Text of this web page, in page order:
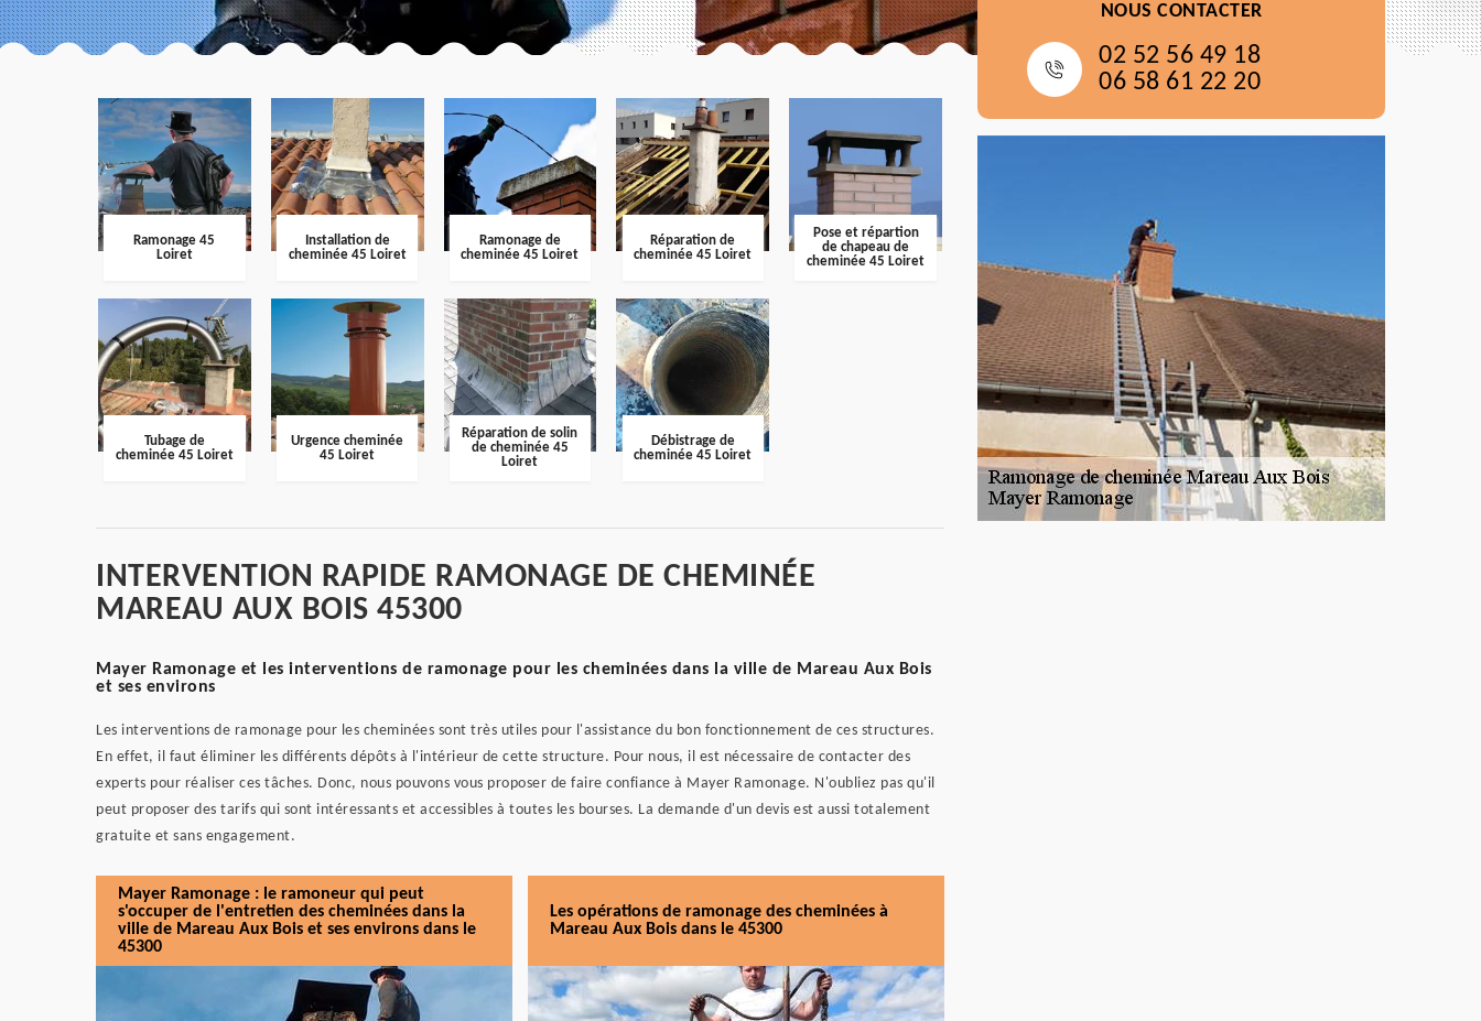
Ramonage 45
Loiret
Installation de
cheminée 45 Loiret
Ramonage de
cheminée 45 Loiret
Réparation de
cheminée 45 Loiret
Pose et répartion
de chapeau de
cheminée 45 Loiret
Tubage de
cheminée 45 Loiret
Urgence cheminée
45 Loiret
Réparation de solin
de cheminée 45
Loiret
Débistrage de
cheminée 45 Loiret
INTERVENTION RAPIDE RAMONAGE DE CHEMINÉE
MAREAU AUX BOIS 45300
Mayer Ramonage et les interventions de ramonage pour les cheminées dans la ville de Mareau Aux Bois
et ses environs
Les interventions de ramonage pour les cheminées sont très utiles pour l'assistance du bon fonctionnement de ces structures.
En effet, il faut éliminer les différents dépôts à l'intérieur de cette structure. Pour nous, il est nécessaire de contacter des
experts pour réaliser ces tâches. Donc, nous pouvons vous proposer de faire confiance à Mayer Ramonage. N'oubliez pas qu'il
peut proposer des tarifs qui sont intéressants et accessibles à toutes les bourses. La demande d'un devis est aussi totalement
gratuite et sans engagement.
Mayer Ramonage : le ramoneur qui peut
s'occuper de l'entretien des cheminées dans la
ville de Mareau Aux Bois et ses environs dans le
45300
Les opérations de ramonage des cheminées à
Mareau Aux Bois dans le 45300
NOUS CONTACTER
02 52 56 49 18
06 58 61 22 20